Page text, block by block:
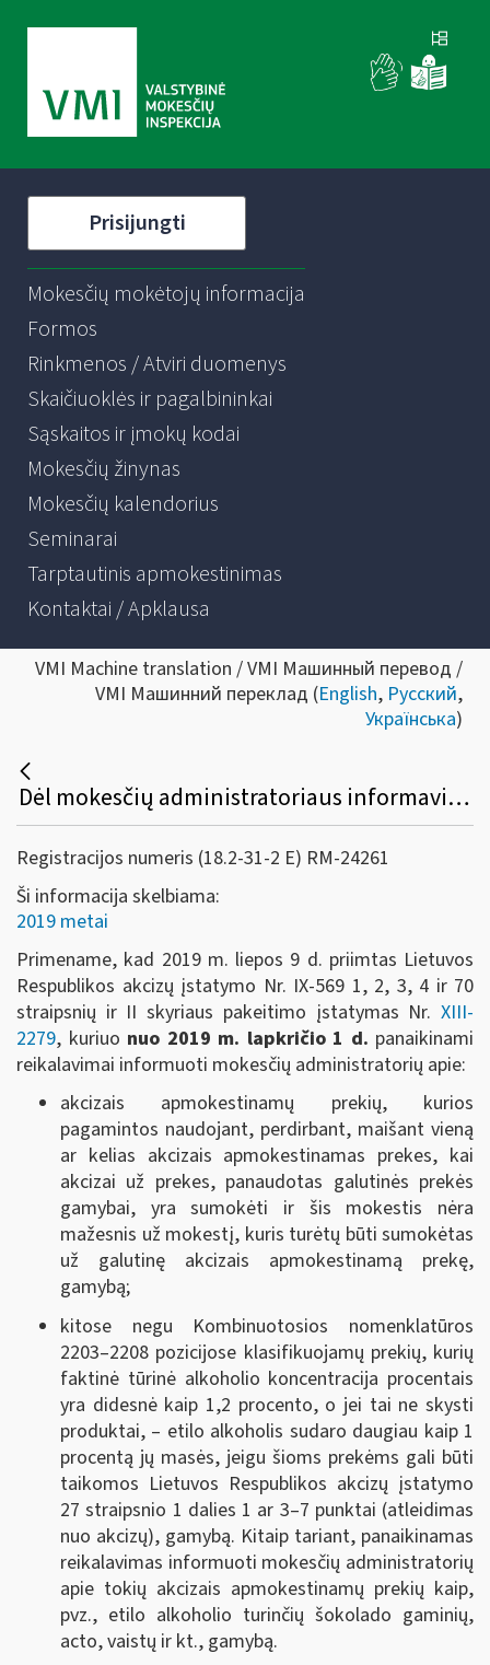
Prisijungti
Mokesčių mokėtojų informacija
Formos
Rinkmenos / Atviri duomenys
Skaičiuoklės ir pagalbininkai
Sąskaitos ir įmokų kodai
Mokesčių žinynas
Mokesčių kalendorius
Seminarai
Tarptautinis apmokestinimas
Kontaktai / Apklausa
VMI Machine translation / VMI Машинный перевод /
VMI Машинний переклад (English, Русский,
Українська)
Dėl mokesčių administratoriaus informavimo panaikinimo
Registracijos numeris (18.2-31-2 E) RM-24261
Ši informacija skelbiama:
2019 metai
Primename, kad 2019 m. liepos 9 d. priimtas Lietuvos
Respublikos akcizų įstatymo Nr. IX-569 1, 2, 3, 4 ir 70
straipsnių ir II skyriaus pakeitimo įstatymas Nr. XIII-
2279, kuriuo nuo 2019 m. lapkričio 1 d. panaikinami
reikalavimai informuoti mokesčių administratorių apie:
akcizais apmokestinamų prekių, kurios
pagamintos naudojant, perdirbant, maišant vieną
ar kelias akcizais apmokestinamas prekes, kai
akcizai už prekes, panaudotas galutinės prekės
gamybai, yra sumokėti ir šis mokestis nėra
mažesnis už mokestį, kuris turėtų būti sumokėtas
už galutinę akcizais apmokestinamą prekę,
gamybą;
kitose negu Kombinuotosios nomenklatūros
2203–2208 pozicijose klasifikuojamų prekių, kurių
faktinė tūrinė alkoholio koncentracija procentais
yra didesnė kaip 1,2 procento, o jei tai ne skysti
produktai, – etilo alkoholis sudaro daugiau kaip 1
procentą jų masės, jeigu šioms prekėms gali būti
taikomos Lietuvos Respublikos akcizų įstatymo
27 straipsnio 1 dalies 1 ar 3–7 punktai (atleidimas
nuo akcizų), gamybą. Kitaip tariant, panaikinamas
reikalavimas informuoti mokesčių administratorių
apie tokių akcizais apmokestinamų prekių kaip,
pvz., etilo alkoholio turinčių šokolado gaminių,
acto, vaistų ir kt., gamybą.